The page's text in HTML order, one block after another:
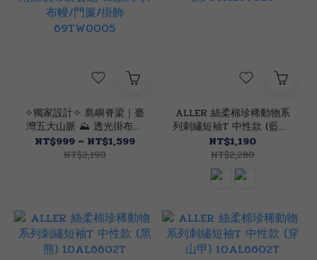
✧獨家設計✧ 島嶼脊梁｜臺
灣五大山脈 ⛰︎ 透光掛布附
贈帆布袋套組 (2款尺寸) 布
幔/門簾/掛飾 69TW0005
NT$999 ~ NT$1,599
NT$2,190
ALLER 絲柔棉珍稀動物系
列刺繡短袖T 中性款 (藍鵲)
10AL6602T
NT$1,190
NT$2,280